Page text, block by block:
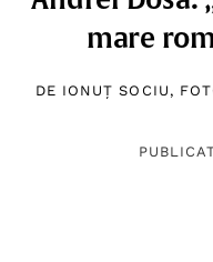
mare
DE IONUȚ SOCIU ,